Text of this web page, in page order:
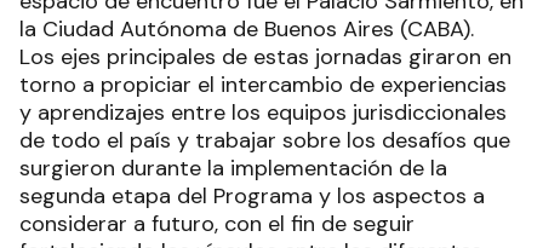
la Ciudad Autónoma de Buenos Aires (CABA).
Los ejes principales de estas jornadas giraron en
torno a propiciar el intercambio de experiencias
y aprendizajes entre los equipos jurisdiccionales
de todo el país y trabajar sobre los desafíos que
surgieron durante la implementación de la
segunda etapa del Programa y los aspectos a
considerar a futuro, con el fin de seguir